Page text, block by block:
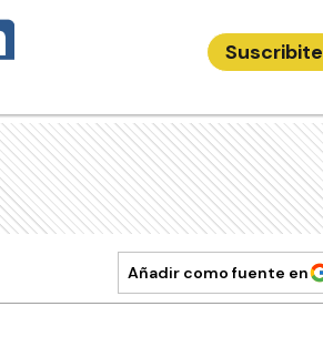
Suscribite
Añadir como fuente en